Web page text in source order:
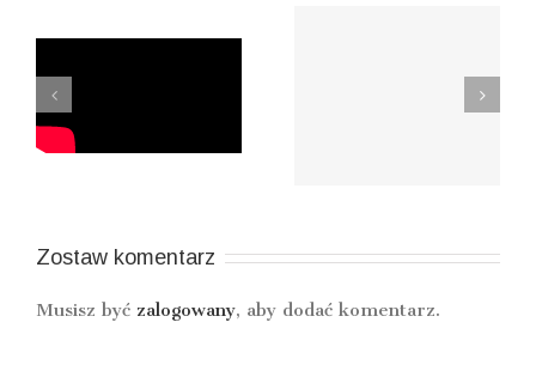
Uchylanie skrzydła w
Zostaw komentarz
Musisz być zalogowany, aby dodać komentarz.